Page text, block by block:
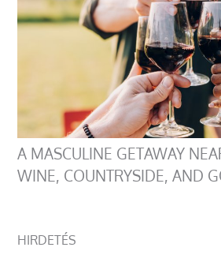
A MASCULINE GETAWAY
WINE, COUNTRYSIDE, AND
HIRDETÉS